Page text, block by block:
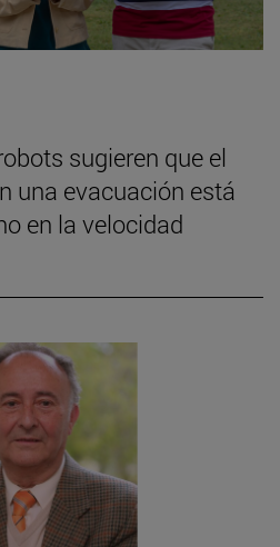
sugieren que el
una evacuación está
en la velocidad